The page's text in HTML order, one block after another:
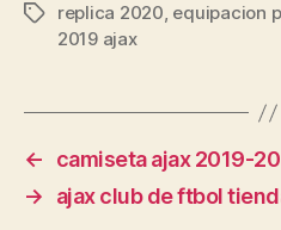
Etiquetas
replica 2020, equipacion
2019 ajax
←
camiseta ajax 2019-20
→
ajax club de ftbol